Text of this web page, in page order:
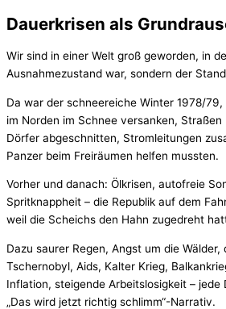
Dauerkrisen als
Wir sind in einer Welt groß geworden, in
Ausnahmezustand war, sondern der
Da war der schneereiche Winter 1978/79,
im Norden im Schnee versanken,
Dörfer abgeschnitten, Stromleitungen
Panzer beim Freiräumen helfen mussten.
Vorher und danach: Ölkrisen, autofreie
Spritknappheit – die Republik auf dem
weil die Scheichs den Hahn zugedreht
Dazu saurer Regen, Angst um die Wälder,
Tschernobyl, Aids, Kalter Krieg,
Inflation, steigende Arbeitslosigkeit – jede
„Das wird jetzt richtig schlimm“-Narrativ.